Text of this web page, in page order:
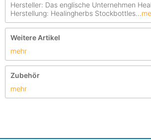
Hersteller: Das englische Unternehmen
Herstellung: Healingherbs Stockbottles...
Weitere Artikel
mehr
Zubehör
mehr